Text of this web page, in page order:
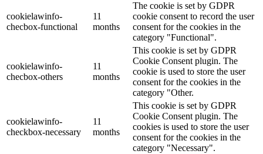
cookielawinfo-
checbox-functional
11
months
The cookie is set by GDPR
cookie consent to record the user
consent for the cookies in the
category "Functional".
cookielawinfo-
checbox-others
11
months
This cookie is set by GDPR
Cookie Consent plugin. The
cookie is used to store the user
consent for the cookies in the
category "Other.
cookielawinfo-
checkbox-necessary
11
months
This cookie is set by GDPR
Cookie Consent plugin. The
cookies is used to store the user
consent for the cookies in the
category "Necessary".